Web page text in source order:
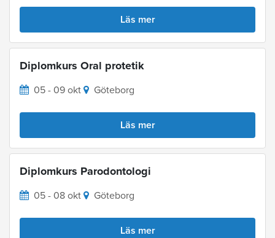
Läs mer
Diplomkurs Oral protetik
05 - 09 okt Göteborg
Läs mer
Diplomkurs Parodontologi
05 - 08 okt Göteborg
Läs mer